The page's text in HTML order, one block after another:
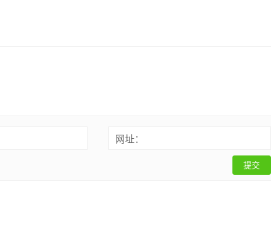
网址：
提交